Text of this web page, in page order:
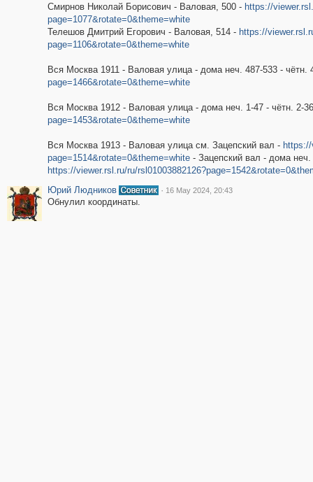
Смирнов Николай Борисович - Валовая, 500 - https://
page=1077&rotate=0&theme=white
Телешов Дмитрий Егорович - Валовая, 514 - https://
page=1106&rotate=0&theme=white
Вся Москва 1911 - Валовая улица - дома неч. 487-533 - чётн.
page=1466&rotate=0&theme=white
Вся Москва 1912 - Валовая улица - дома неч. 1-47 - чётн. 2-
page=1453&rotate=0&theme=white
Вся Москва 1913 - Валовая улица см. Зацепский вал -
page=1514&rotate=0&theme=white- Зацепский вал - дома неч.
https://viewer.rsl.ru/ru/
Юрий Людников
· 16 May 2024, 20:43
Обнулил координаты.